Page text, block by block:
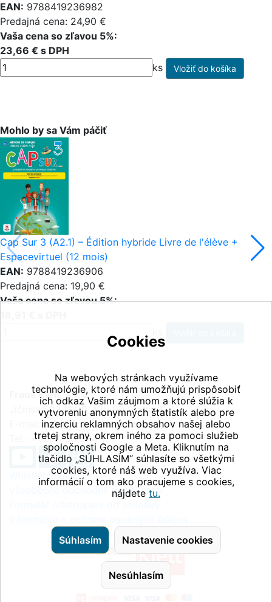
EAN: 9788419236982
Predajná cena: 24,90 €
Vaša cena so zľavou 5%:
23,66 € s DPH
ks
Mohlo by sa Vám páčiť
Cap Sur 3 (A2.1) – Édition hybride Livre de l'élève +
Espacevirtuel (12 mois)
EAN: 9788419236906
Predajná cena: 19,90 €
Vaša cena so zľavou 5%:
Fraus Klett, s.r.o.
Jičínská 2348/10, 130 00 Praha 3
E-mail:info@fraus-klett.cz
Tel.: +420 233 084 111
Whistleblowing
Všeobecné obchodné podmienky
Cookies
Na webových stránkach využívame
technológie, ktoré nám umožňujú prispôsobiť
ich odkaz Vašim záujmom a ktoré slúžia k
vytvoreniu anonymných štatistík alebo pre
inzerciu reklamných obsahov našej alebo
tretej strany, okrem iného za pomoci služieb
spoločnosti Google a Meta. Kliknutím na
tlačidlo „SÚHLASÍM“ súhlasíte so všetkými
cookies, ktoré náš web využíva. Viac
informácií o tom ako pracujeme s cookies,
nájdete tu.
Súhlasím Nastavenie cookies
Nesúhlasím